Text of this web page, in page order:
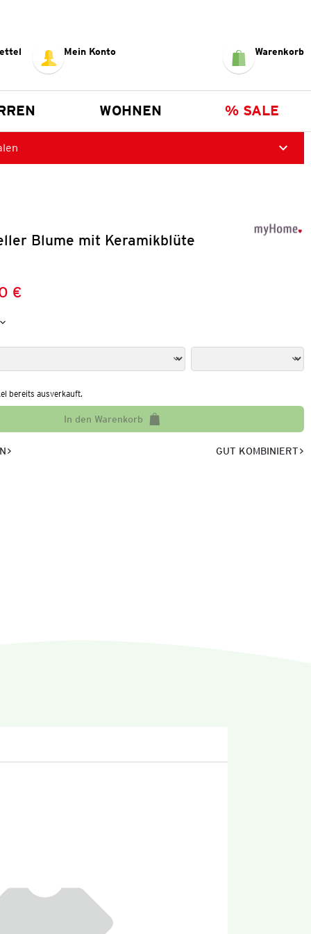
Mein Konto Warenkorb
WOHNEN % SALE
Blume mit Keramikblüte
€
bereits ausverkauft.
In den Warenkorb
GUT KOMBINIERT